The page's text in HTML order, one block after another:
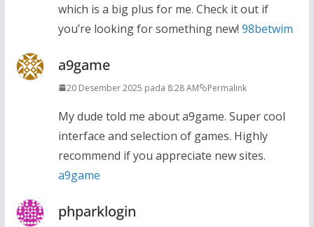
which is a big plus for me. Check it out if
you’re looking for something new! 98betwim
a9game
20 Desember 2025 pada 8:28 AM Permalink
My dude told me about a9game. Super cool
interface and selection of games. Highly
recommend if you appreciate new sites.
a9game
phparklogin